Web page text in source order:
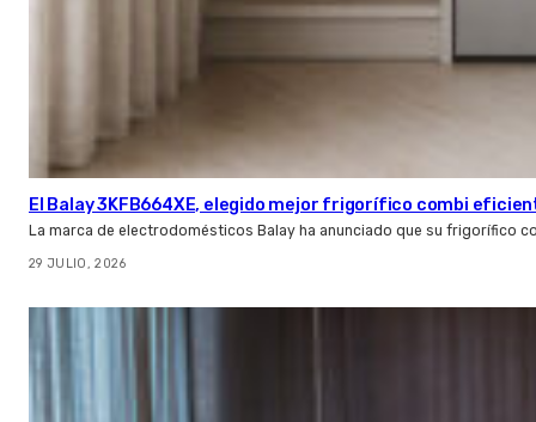
El Balay 3KFB664XE, elegido mejor frigorífico combi
La marca de electrodomésticos Balay ha anunciado que su frigorífico
29 JULIO, 2026